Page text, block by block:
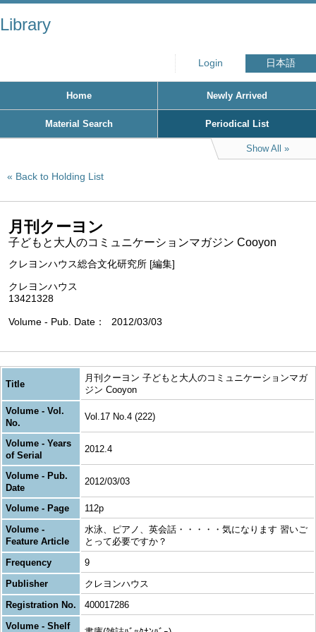
Library
Login 日本語
Home Newly Arrived
Material Search Periodical List
Show All
Back to Holding List
月刊クーヨン
子どもと大人のコミュニケーションマガジン Cooyon
クレヨンハウス総合文化研究所 [編集]
クレヨンハウス
13421328
Volume - Pub. Date 2012/03/03
Title
月刊クーヨン 子どもと大人のコミュニケーションマガ
ジン Cooyon
Volume - Vol.
No.
Vol.17 No.4 (222)
Volume - Years
of Serial
2012.4
Volume - Pub.
Date
2012/03/03
Volume - Page
112p
Volume -
Feature Article
水泳、ピアノ、英会話・・・・・気になります 習いご
とって必要ですか？
Frequency
9
Publisher
クレヨンハウス
Registration No.
400017286
Volume - Shelf